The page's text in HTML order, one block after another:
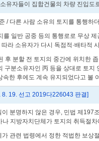
유자들이 집합건물의 차량 진입
/ 다른 사람 소유의 토지를 통행
를 일반 공중 등의 통행로로 무상
라 소유자가 다시 독점적·배타적
후 분할 전 토지의 중간에 위치한
구분소유자인 丙 등을 상대로 토
속한 후에도 계속 유지되었다고 볼
8. 19. 선고 2019다226043 판결]
이 분명하지 않은 경우, 민법 제
나 지방자치단체가 토지의 취득절
가 관련 법령에서 정한 적법한 보